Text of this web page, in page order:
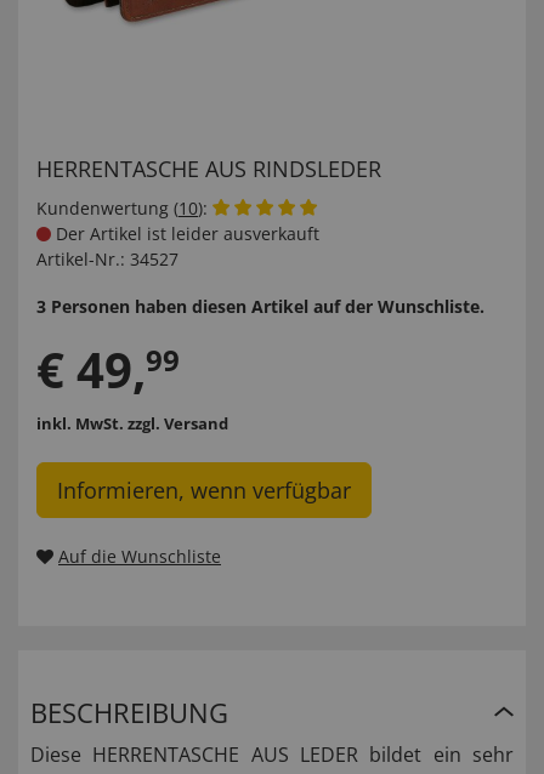
HERRENTASCHE AUS RINDSLEDER
Kundenwertung (10):
Der Artikel ist leider ausverkauft
Artikel-Nr.: 34527
3 Personen haben diesen Artikel auf der Wunschliste.
€49,99
inkl. MwSt. zzgl. Versand
Informieren, wenn verfügbar
Auf die Wunschliste
BESCHREIBUNG
Diese HERRENTASCHE AUS LEDER bildet ein sehr